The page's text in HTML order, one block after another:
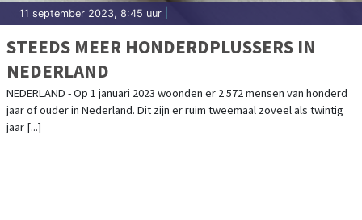
11 september 2023, 8:45 uur
STEEDS MEER HONDERDPLUSSERS IN
NEDERLAND
NEDERLAND - Op 1 januari 2023 woonden er 2 572 mensen van honderd
jaar of ouder in Nederland. Dit zijn er ruim tweemaal zoveel als twintig
jaar [...]